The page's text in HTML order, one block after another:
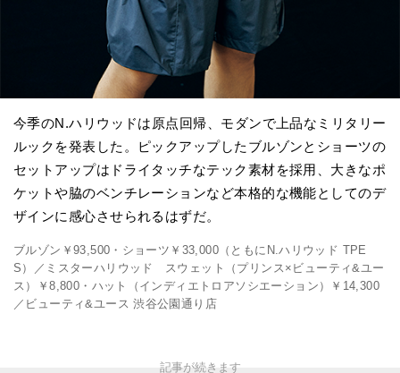
今季のN.ハリウッドは原点回帰、モダンで上品なミリタリー
ルックを発表した。ピックアップしたブルゾンとショーツの
セットアップはドライタッチなテック素材を採用、大きなポ
ケットや脇のベンチレーションなど本格的な機能としてのデ
ザインに感心させられるはずだ。
ブルゾン￥93,500・ショーツ￥33,000（ともにN.ハリウッド TPE
S）／ミスターハリウッド スウェット（プリンス×ビューティ&ユー
ス）￥8,800・ハット（インディエトロアソシエーション）￥14,300
／ビューティ&ユース 渋谷公園通り店